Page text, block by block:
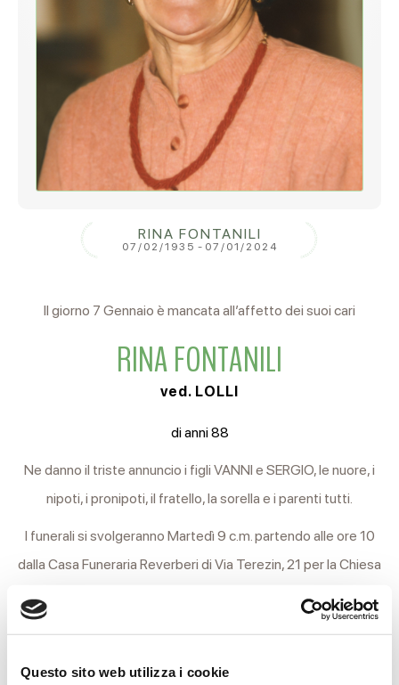
Questo sito web utilizza i cookie
RINA FONTANILI
07/02/1935 - 07/01/2024
Il giorno 7 Gennaio è mancata all’affetto dei suoi cari
RINA FONTANILI
ved. LOLLI
di anni 88
Ne danno il triste annuncio i figli VANNI e SERGIO, le nuore, i
nipoti, i pronipoti, il fratello, la sorella e i parenti tutti.
I funerali si svolgeranno Martedì 9 c.m. partendo alle ore 10
dalla Casa Funeraria Reverberi di Via Terezin, 21 per la Chiesa
Al termine della funzione religiosa si proseguirà in forma